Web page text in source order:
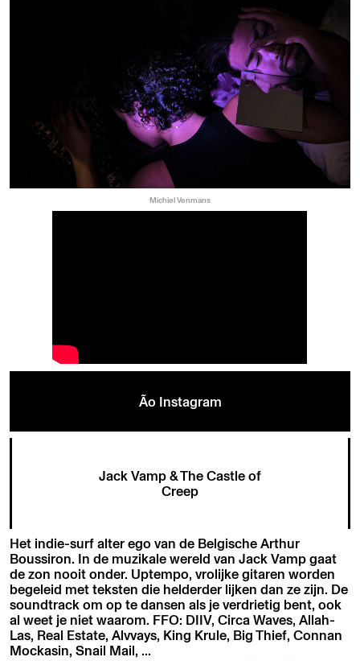
Michiel Venmans
Ão Instagram
Jack Vamp & The Castle of
Creep
Het indie-surf alter ego van de Belgische Arthur
Boussiron. In de muzikale wereld van Jack Vamp gaat
de zon nooit onder. Uptempo, vrolijke gitaren worden
begeleid met teksten die helderder lijken dan ze zijn. De
soundtrack om op te dansen als je verdrietig bent, ook
al weet je niet waarom. FFO: DIIV, Circa Waves, Allah-
Las, Real Estate, Alvvays, King Krule, Big Thief, Connan
Mockasin, Snail Mail, ...